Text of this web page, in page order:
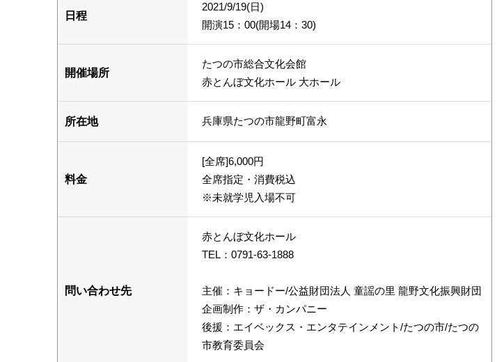
日程
2021/9/19(日)
開演15：00(開場14：30)
開催場所
たつの市総合文化会館
赤とんぼ文化ホール 大ホール
所在地 兵庫県たつの市龍野町富永
料金
[全席]6,000円
全席指定・消費税込
※未就学児入場不可
問い合わせ先
赤とんぼ文化ホール
TEL：0791-63-1888
主催：キョードー/公益財団法人 童謡の里 龍野文化振興財団
企画制作：ザ・カンパニー
後援：エイベックス・エンタテインメント/たつの市/たつの
市教育委員会